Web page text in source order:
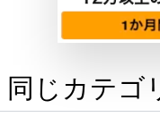
同じカテゴ